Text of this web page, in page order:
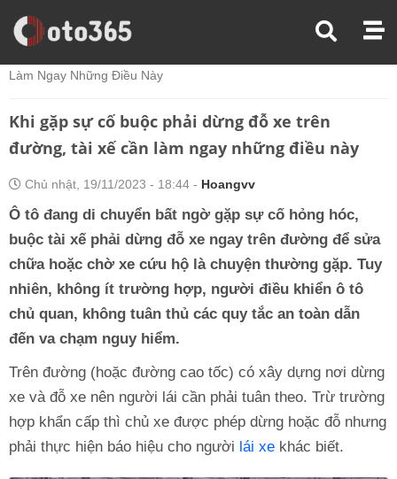
Trang Chủ
Kinh Nghiệm Lái Xe
Làm Ngay Những Điều Này
Khi gặp sự cố buộc phải dừng đỗ xe trên
đường, tài xế cần làm ngay những điều này
Chủ nhật, 19/11/2023 - 18:44 - Hoangvv
Ô tô đang di chuyển bất ngờ gặp sự cố hỏng hóc,
buộc tài xế phải dừng đỗ xe ngay trên đường để sửa
chữa hoặc chờ xe cứu hộ là chuyện thường gặp. Tuy
nhiên, không ít trường hợp, người điều khiển ô tô
chủ quan, không tuân thủ các quy tắc an toàn dẫn
đến va chạm nguy hiểm.
Trên đường (hoặc đường cao tốc) có xây dựng nơi dừng
xe và đỗ xe nên người lái cần phải tuân theo. Trừ trường
hợp khẩn cấp thì chủ xe được phép dừng hoặc đỗ nhưng
phải thực hiện báo hiệu cho người lái xe khác biết.